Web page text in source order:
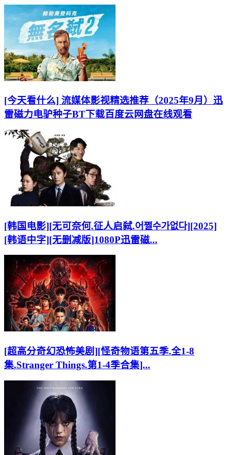
[今天看什么] 流媒体影视精选推荐（2025年9月）迅
雷磁力电驴种子BT下载百度云网盘在线观看
[韩国电影][无可奈何.征人启弑.어쩔수가없다][2025]
[韩语中字][无删减版]1080P迅雷磁...
[超高分奇幻恐怖美剧][怪奇物语第五季.全1-8
集.Stranger Things.第1-4季合集]...